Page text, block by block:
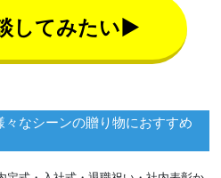
してみたい▶
なシーンの贈り物におすすめ